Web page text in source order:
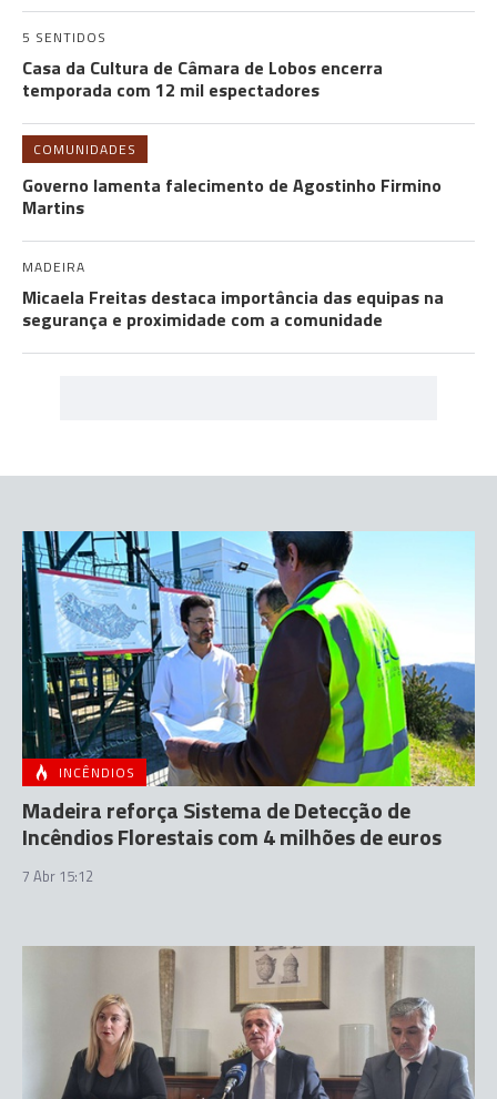
5 SENTIDOS
Casa da Cultura de Câmara de Lobos encerra
temporada com 12 mil espectadores
COMUNIDADES
Governo lamenta falecimento de Agostinho Firmino
Martins
MADEIRA
Micaela Freitas destaca importância das equipas na
segurança e proximidade com a comunidade
INCÊNDIOS
Madeira reforça Sistema de Detecção de
Incêndios Florestais com 4 milhões de euros
7 Abr 15:12